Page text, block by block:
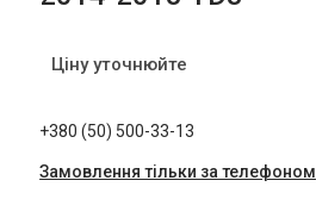
Ціну уточнюйте
+380 (50) 500-33-13
Замовлення тільки за телефоном